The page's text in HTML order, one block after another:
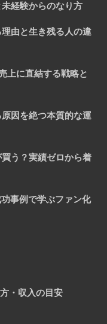
経験からのなり方
由と生き残る人の違
上に直結する戦略と
因を絶つ本質的な運
う？実績ゼロから着
事例で学ぶファン化
・収入の目安